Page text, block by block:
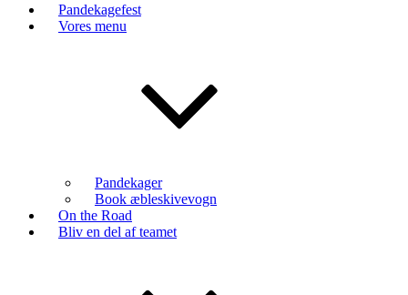
Pandekagefest
Vores menu
Pandekager
Book æbleskivevogn
On the Road
Bliv en del af teamet